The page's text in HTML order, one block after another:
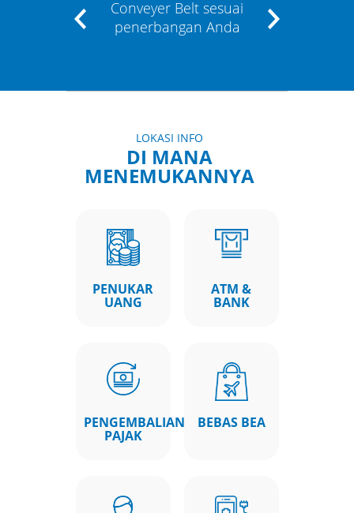
Conveyer Belt sesuai
penerbangan Anda
LOKASI INFO
DI MANA
MENEMUKANNYA
PENUKAR
UANG
ATM &
BANK
PENGEMBALIAN
PAJAK
BEBAS BEA